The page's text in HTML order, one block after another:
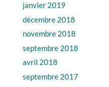
janvier 2019
décembre 2018
novembre 2018
septembre 2018
avril 2018
septembre 2017